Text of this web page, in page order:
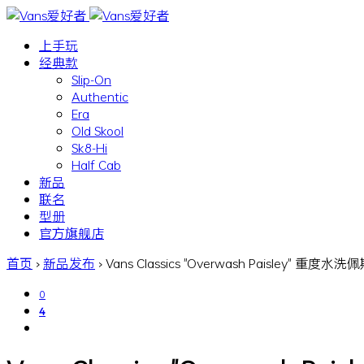
上手玩
经典款
Slip-On
Authentic
Era
Old Skool
Sk8-Hi
Half Cab
新品
联名
型册
官方旗舰店
首页 ›新品发布 ›Vans Classics "Overwash Paisley" 重度水洗
0
4